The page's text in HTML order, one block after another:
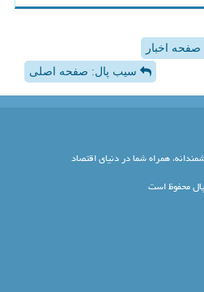
صفحه اخبار
سیب پال: صفحه اصلی
همراه شما در دنیای اقتصاد